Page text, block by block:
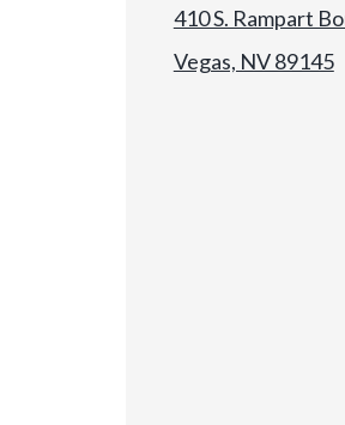
410 S. Rampart
Vegas, NV 89145